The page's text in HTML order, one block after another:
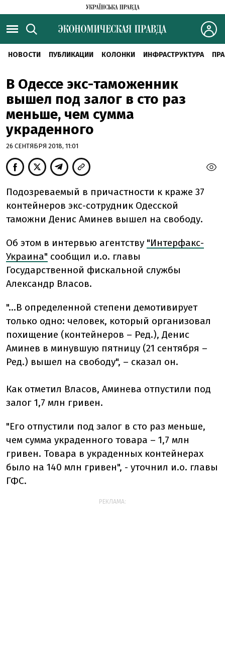
НОВОСТИ ПУБЛИКАЦИИ КОЛОНКИ ИНФРАСТРУКТУРА
В Одессе экс-таможенник
вышел под залог в сто раз
меньше, чем сумма
украденного
26 СЕНТЯБРЯ 2018, 11:01
Подозреваемый в причастности к краже 37
контейнеров экс-сотрудник Одесской
таможни Денис Аминев вышел на свободу.
Об этом в интервью агентству "Интерфакс-
Украина" сообщил и.о. главы
Государственной фискальной службы
Александр Власов.
"…В определенной степени демотивирует
только одно: человек, который организовал
похищение (контейнеров – Ред.), Денис
Аминев в минувшую пятницу (21 сентября –
Ред.) вышел на свободу", – сказал он.
Как отметил Власов, Аминева отпустили под
залог 1,7 млн гривен.
"Его отпустили под залог в сто раз меньше,
чем сумма украденного товара – 1,7 млн
гривен. Товара в украденных контейнерах
было на 140 млн гривен", - уточнил и.о. главы
ГФС.
РЕКЛАМА: